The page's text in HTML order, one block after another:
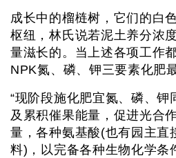
成长中的榴梿树，它们的白
枢纽，林氏说若泥土养分浓
量滋长的。当上述各项工作
NPK氮、磷、钾三要素化肥
“现阶段施化肥宜氮、磷、钾
及累积催果能量，促进光合
量，各种氨基酸(也有园主直
料)，以完备各种生物化学条